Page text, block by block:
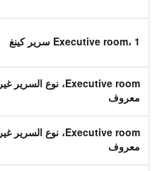
Executive room، 1 سرير كينغ
Executive room، نوع السرير غير
معروف
Executive room، نوع السرير غير
معروف